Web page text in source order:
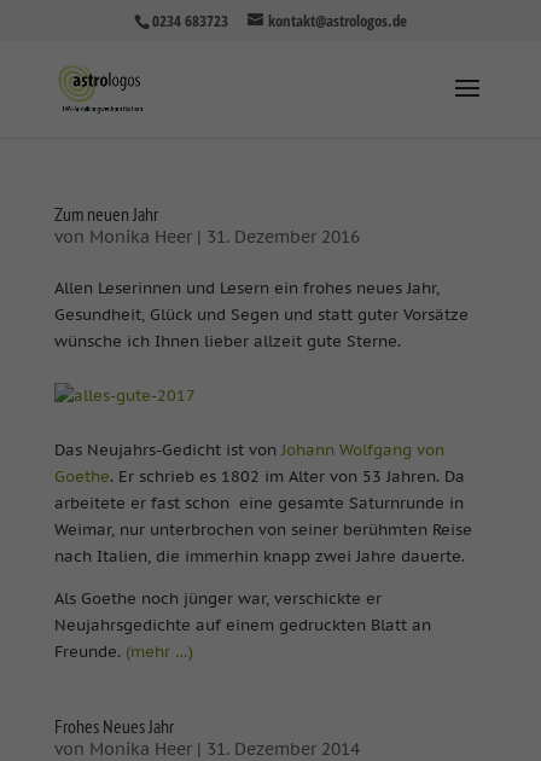
0234 683723 kontakt@astrologos.de
Zum neuen Jahr
von Monika Heer| 31. Dezember 2016
Allen Leserinnen und Lesern ein frohes neues Jahr,
Gesundheit, Glück und Segen und statt guter Vorsätze
wünsche ich Ihnen lieber allzeit gute Sterne.
Das Neujahrs-Gedicht ist vonJohann Wolfgang von
Goethe. Er schrieb es 1802 im Alter von 53 Jahren. Da
arbeitete er fast schon eine gesamte Saturnrunde in
Weimar, nur unterbrochen von seiner berühmten Reise
nach Italien, die immerhin knapp zwei Jahre dauerte.
Als Goethe noch jünger war, verschickte er
Neujahrsgedichte auf einem gedruckten Blatt an
Freunde. (mehr …)
Frohes Neues Jahr
von Monika Heer| 31. Dezember 2014